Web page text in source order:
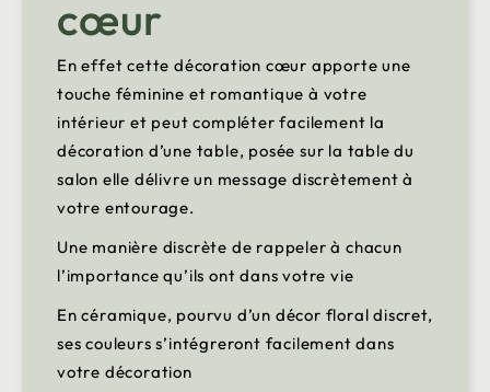
cœur
En effet cette décoration cœur apporte une
touche féminine et romantique à votre
intérieur et peut compléter facilement la
décoration d’une table, posée sur la table du
salon elle délivre un message discrètement à
votre entourage.
Une manière discrète de rappeler à chacun
l’importance qu’ils ont dans votre vie
En céramique, pourvu d’un décor floral discret,
ses couleurs s’intégreront facilement dans
votre décoration